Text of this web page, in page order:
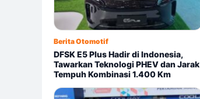
Berita Otomotif
DFSK E5 Plus Hadir di Indonesia,
Tawarkan Teknologi PHEV dan Jarak
Tempuh Kombinasi 1.400 Km